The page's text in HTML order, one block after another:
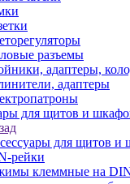
разъемы
адаптеры,
адаптеры
для щитов и
для щитов и
рейки
клеммные на